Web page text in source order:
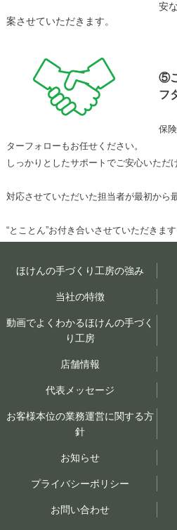
安
案させていただきます。
⑤
フ
保
ターフォローもお任せください。
しっかりとしたサポートでご安心いただ
対応させていただいた担当者が最初から
“とこと ん”お付き合いさせていただきます
ほけんの手づくり工房の強み
当社の特徴
動画でよくわかるほけんの手づく
り工房
店舗情報
代表メッセージ
お客様本位の業務運営に関する方
針
お知らせ
プライバシーポリシー
お問い合わせ